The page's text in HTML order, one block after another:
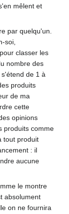
mêlent et
par quelqu'un.
soi,
classer les
nombre des
de 1 à
produits
de ma
cette
opinions
produits comme
tout produit
: il
aucune
le montre
absolument
on ne fournira